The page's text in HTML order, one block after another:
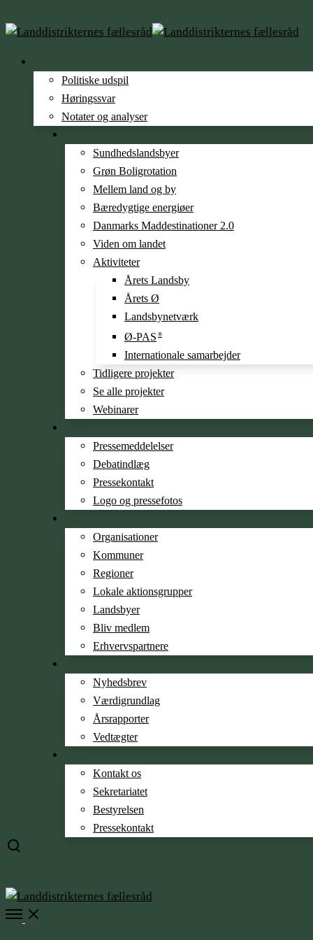
Politiske udspil
Høringssvar
Notater og analyser
Sundheds­­landsbyer
Grøn Boligrotation
Mellem land og by
Bæredygtige energiøer
Danmarks Maddestinationer 2.0
Viden om landet
Aktiviteter
Årets Landsby
Årets Ø
Landsbynetværk
Ø-PAS ®
Internationale samarbejder
Tidligere projekter
Se alle projekter
Webinarer
Pressemeddelelser
Debatindlæg
Pressekontakt
Logo og pressefotos
Organisa­­tioner
Kommuner
Regioner
Lokale aktionsgrupper
Landsbyer
Bliv medlem
Erhvervspartnere
Nyhedsbrev
Værdigrundlag
Årsrapporter
Vedtægter
Kontakt os
Sekretariatet
Bestyrelsen
Pressekontakt
Toggle
Open